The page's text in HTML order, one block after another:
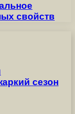
свойств
сезон